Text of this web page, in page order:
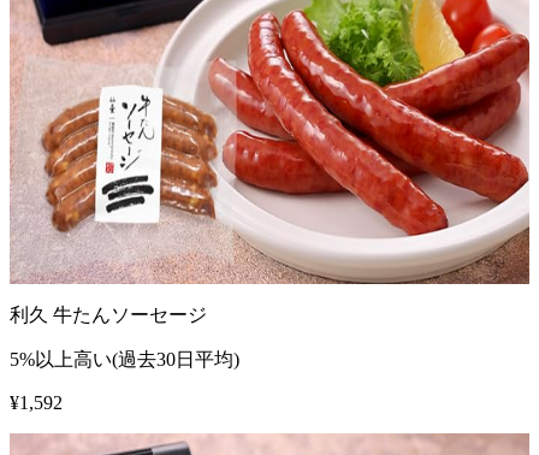
利久 牛たんソーセージ
5%以上高い(過去30日平均)
¥1,592